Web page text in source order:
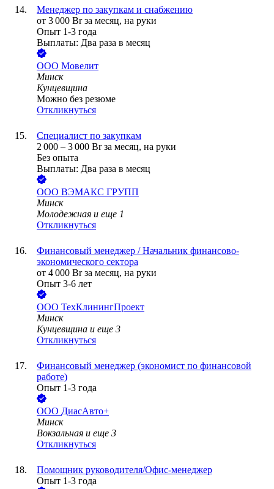
Менеджер по закупкам и снабжению
от 3 000 Br за месяц, на руки
Опыт 1-3 года
Выплаты: Два раза в месяц
ООО Мовелит
Минск
Кунцевщина
Можно без резюме
Откликнуться
Специалист по закупкам
2 000 – 3 000 Br за месяц, на руки
Без опыта
Выплаты: Два раза в месяц
ООО ВЭМАКС ГРУПП
Минск
Молодежная и еще 1
Откликнуться
Финансовый менеджер / Начальник финансово-
экономического сектора
от 4 000 Br за месяц, на руки
Опыт 3-6 лет
ООО ТехКлинингПроект
Минск
Кунцевщина и еще 3
Откликнуться
Финансовый менеджер (экономист по финансовой
работе)
Опыт 1-3 года
ООО ДиасАвто+
Минск
Вокзальная и еще 3
Откликнуться
Помощник руководителя/Офис-менеджер
Опыт 1-3 года